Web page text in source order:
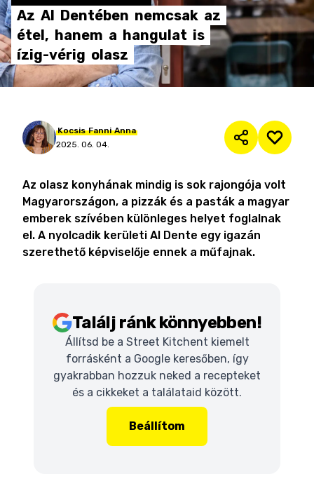
Az Al Dentében nemcsak az
étel, hanem a hangulat is
ízig-vérig olasz
Kocsis Fanni Anna
2025. 06. 04.
Az olasz konyhának mindig is sok rajongója volt
Magyarországon, a pizzák és a pasták a magyar
emberek szívében különleges helyet foglalnak
el. A nyolcadik kerületi Al Dente egy igazán
szerethető képviselője ennek a műfajnak.
Találj ránk könnyebben!
Állítsd be a Street Kitchent kiemelt
forrásként a Google keresőben, így
gyakrabban hozzuk neked a recepteket
és a cikkeket a találataid között.
Beállítom